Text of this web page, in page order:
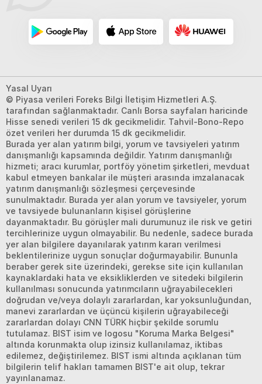
Yasal Uyarı
© Piyasa verileri Foreks Bilgi İletişim Hizmetleri A.Ş.
tarafından sağlanmaktadır. Canlı Borsa sayfaları haricinde
Hisse senedi verileri 15 dk gecikmelidir. Tahvil-Bono-Repo
özet verileri her durumda 15 dk gecikmelidir.
Burada yer alan yatırım bilgi, yorum ve tavsiyeleri yatırım
danışmanlığı kapsamında değildir. Yatırım danışmanlığı
hizmeti; aracı kurumlar, portföy yönetim şirketleri, mevduat
kabul etmeyen bankalar ile müşteri arasında imzalanacak
yatırım danışmanlığı sözleşmesi çerçevesinde
sunulmaktadır. Burada yer alan yorum ve tavsiyeler, yorum
ve tavsiyede bulunanların kişisel görüşlerine
dayanmaktadır. Bu görüşler mali durumunuz ile risk ve getiri
tercihlerinize uygun olmayabilir. Bu nedenle, sadece burada
yer alan bilgilere dayanılarak yatırım kararı verilmesi
beklentilerinize uygun sonuçlar doğurmayabilir. Bununla
beraber gerek site üzerindeki, gerekse site için kullanılan
kaynaklardaki hata ve eksikliklerden ve sitedeki bilgilerin
kullanılması sonucunda yatırımcıların uğrayabilecekleri
doğrudan ve/veya dolaylı zararlardan, kar yoksunluğundan,
manevi zararlardan ve üçüncü kişilerin uğrayabileceği
zararlardan dolayı CNN TÜRK hiçbir şekilde sorumlu
tutulamaz. BIST isim ve logosu "Koruma Marka Belgesi"
altında korunmakta olup izinsiz kullanılamaz, iktibas
edilemez, değiştirilemez. BIST ismi altında açıklanan tüm
bilgilerin telif hakları tamamen BIST'e ait olup, tekrar
yayınlanamaz.